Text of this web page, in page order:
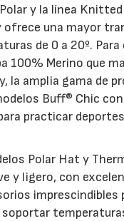
y la línea
ofrece una mayor
de 0 a 20º.
100% Merino que
la amplia gama de
Buff® Chic
practicar
Polar Hat y
y ligero, con
soportar